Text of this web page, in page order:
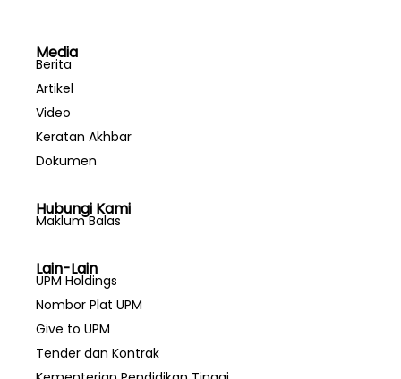
Media
Berita
Artikel
Video
Keratan Akhbar
Dokumen
Hubungi Kami
Maklum Balas
Lain-Lain
UPM Holdings
Nombor Plat UPM
Give to UPM
Tender dan Kontrak